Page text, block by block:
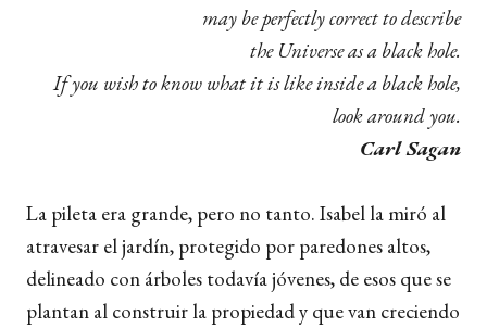
may be perfectly correct to describe
the Universe as a black hole.
If you wish to know what it is like inside a black hole,
look around you.
Carl Sagan
La pileta era grande, pero no tanto. Isabel la miró al
atravesar el jardín, protegido por paredones altos,
delineado con árboles todavía jóvenes, de esos que se
plantan al construir la propiedad y que van creciendo